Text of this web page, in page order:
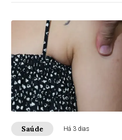
Saúde Há 3 dias